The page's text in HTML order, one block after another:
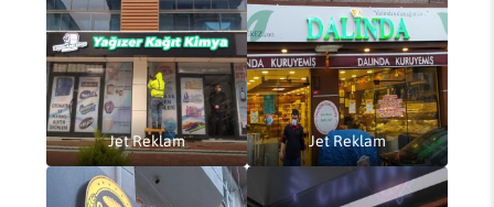
Jet Reklam Jet Reklam